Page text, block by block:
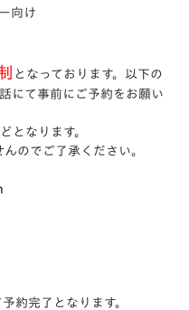
ー向け
となっております。以下の
にて事前にご予約をお願い
どとなります。
んのでご了承ください。
予約完了となります。